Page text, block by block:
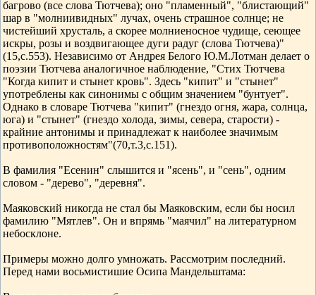
багрово (все слова Тютчева); оно "пламенный", "блистающий"
шар в "молниивидных" лучах, очень страшное солнце; не
чистейший хрусталь, а скорее молниеносное чудище, сеющее
искры, розы и воздвигающее дуги радуг (слова Тютчева)"
(15,с.553). Независимо от Андрея Белого Ю.М.Лотман делает о
поэзии Тютчева аналогичное наблюдение, "Стих Тютчева
"Когда кипит и стынет кровь". Здесь "кипит" и "стынет"
употреблены как синонимы с общим значением "бунтует".
Однако в словаре Тютчева "кипит" (гнездо огня, жара, солнца,
юга) и "стынет" (гнездо холода, зимы, севера, старости) -
крайние антонимы и принадлежат к наиболее значимым
противоположностям"(70,т.3,с.151).
В фамилия "Есенин" слышится и "ясень", и "сень", одним
словом - "дерево", "деревня".
Маяковский никогда не стал бы Маяковским, если бы носил
фамилию "Мятлев". Он и впрямь "маячил" на литературном
небосклоне.
Примеры можно долго умножать. Рассмотрим последний.
Перед нами восьмистишие Осипа Мандельштама: